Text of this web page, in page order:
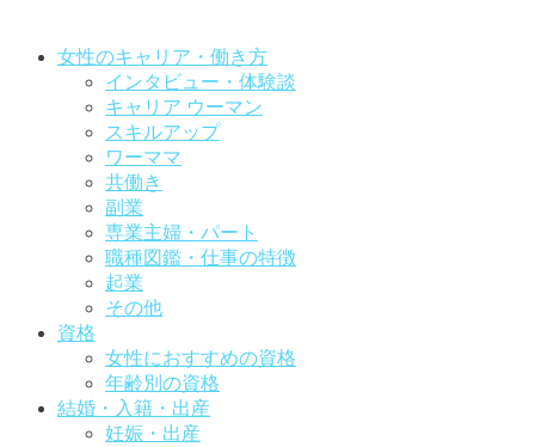
女性のキャリア・働き方
インタビュー・体験談
キャリア ウーマン
スキルアップ
ワーママ
共働き
副業
専業主婦・パート
職種図鑑・仕事の特徴
起業
その他
資格
女性におすすめの資格
年齢別の資格
結婚・入籍・出産
妊娠・出産